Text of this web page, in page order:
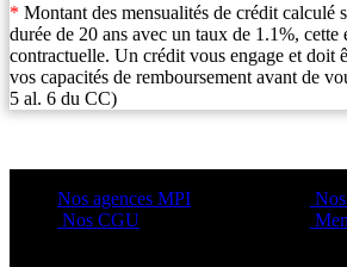
* Montant des mensualités de crédit calculé
durée de 20 ans avec un taux de 1.1%, cette
contractuelle. Un crédit vous engage et doit
vos capacités de remboursement avant de
5 al. 6 du CC)
Nos agences MPI
Nos CGU